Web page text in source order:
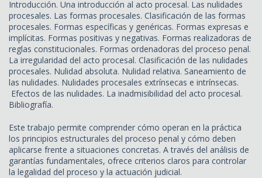
Introducción. Una introducción al acto procesal. Las nulidades
procesales. Las formas procesales. Clasificación de las formas
procesales. Formas específicas y genéricas. Formas expresas e
implícitas. Formas positivas y negativas. Formas realizadoras de
reglas constitucionales. Formas ordenadoras del proceso penal.
La irregularidad del acto procesal. Clasificación de las nulidades
procesales. Nulidad absoluta. Nulidad relativa. Saneamiento de
las nulidades. Nulidades procesales extrínsecas e intrínsecas.
Efectos de las nulidades. La inadmisibilidad del acto procesal.
Bibliografía.
Este trabajo permite comprender cómo operan en la práctica
los principios estructurales del proceso penal y cómo deben
aplicarse frente a situaciones concretas. A través del análisis de
garantías fundamentales, ofrece criterios claros para controlar
la legalidad del proceso y la actuación judicial.